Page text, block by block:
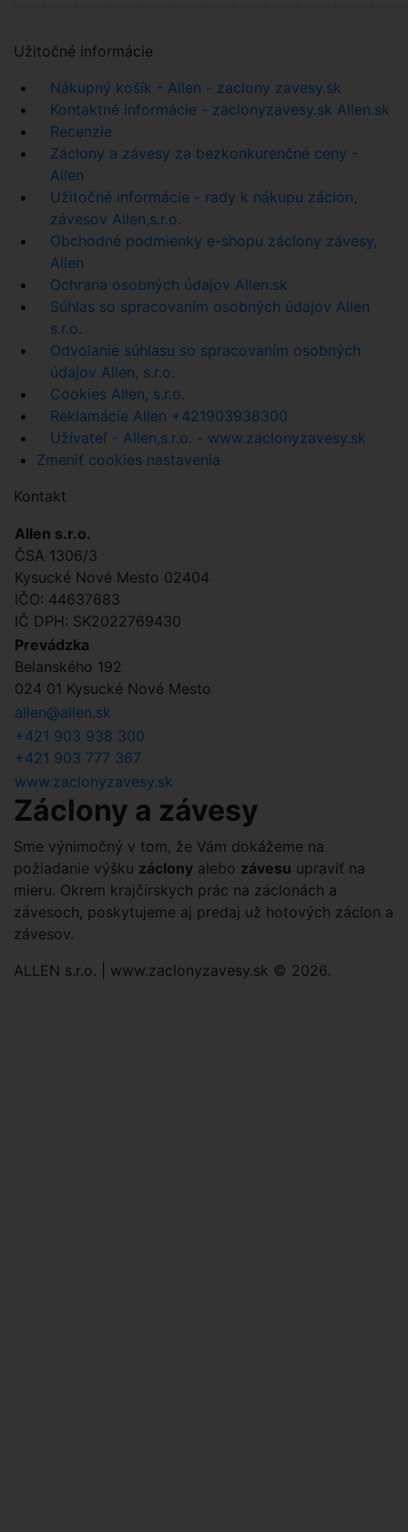
Užitočné informácie
Nákupný košík - Allen - zaclony zavesy.sk
Kontaktné informácie - zaclonyzavesy.sk Allen.sk
Recenzie
Záclony a závesy za bezkonkurenčné ceny -
Allen
Užitočné informácie - rady k nákupu záclon,
závesov Allen,s.r.o.
Obchodné podmienky e-shopu záclony závesy,
Allen
Ochrana osobných údajov Allen.sk
Súhlas so spracovaním osobných údajov Allen
s.r.o.
Odvolanie súhlasu so spracovaním osobných
údajov Allen, s.r.o.
Cookies Allen, s.r.o.
Reklamácie Allen +421903938300
Užívateľ - Allen,s.r.o. - www.zaclonyzavesy.sk
Zmeniť cookies nastavenia
Kontakt
Allen s.r.o.
ČSA 1306/3
Kysucké Nové Mesto 02404
IČO: 44637683
IČ DPH: SK2022769430
Prevádzka
Belanského 192
024 01 Kysucké Nové Mesto
allen@allen.sk
+421 903 938 300
+421 903 777 367
www.zaclonyzavesy.sk
Záclony a závesy
Sme výnimočný v tom, že Vám dokážeme na
požiadanie výšku záclony alebo závesu upraviť na
mieru. Okrem krajčírskych prác na záclonách a
závesoch, poskytujeme aj predaj už hotových záclon a
závesov.
ALLEN s.r.o. | www.zaclonyzavesy.sk © 2026.